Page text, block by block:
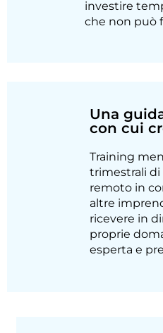
investire
che non può
Una
con cui
Training
trimestrali di
remoto in
altre
ricevere in
proprie
esperta e